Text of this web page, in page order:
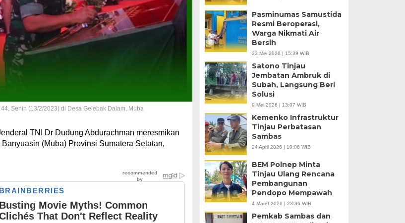
Senin (13/2/2023) di Desa Gelebak Dalam, Muba
TNI Dr Dudung Abdurachman meresmikan
(Muba) Provinsi Sumatera Selatan,
Pasminumas Samustida
Resmi Beroperasi,
Warga Nikmati Air
Bersih
23 Mei 2026 | 15:39 WIB
Satono Tinjau
Jembatan Ambruk di
Subah, Langsung Beri
Solusi
9 Mei 2026 | 13:07 WIB
Kemenko Infrastruktur
Tinjau Perbatasan
Sambas
24 April 2026 | 10:06 WIB
BEM Polnep Minta
Tinjau Ulang Rencana
Pembangunan
Pendopo Mempawah
4 Maret 2026 | 23:36 WIB
Pemkab Sambas dan